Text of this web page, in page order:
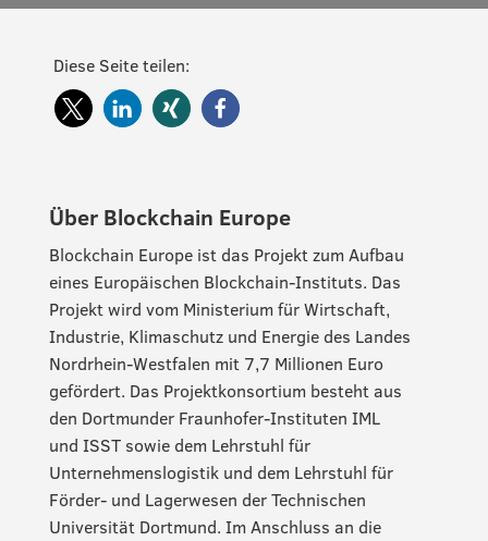
Diese Seite teilen:
Über Blockchain Europe
Blockchain Europe ist das Projekt zum Aufbau
eines Europäischen Blockchain-Instituts. Das
Projekt wird vom Ministerium für Wirtschaft,
Industrie, Klimaschutz und Energie des Landes
Nordrhein-Westfalen mit 7,7 Millionen Euro
gefördert. Das Projektkonsortium besteht aus
den Dortmunder Fraunhofer-Instituten IML
und ISST sowie dem Lehrstuhl für
Unternehmenslogistik und dem Lehrstuhl für
Förder- und Lagerwesen der Technischen
Universität Dortmund. Im Anschluss an die